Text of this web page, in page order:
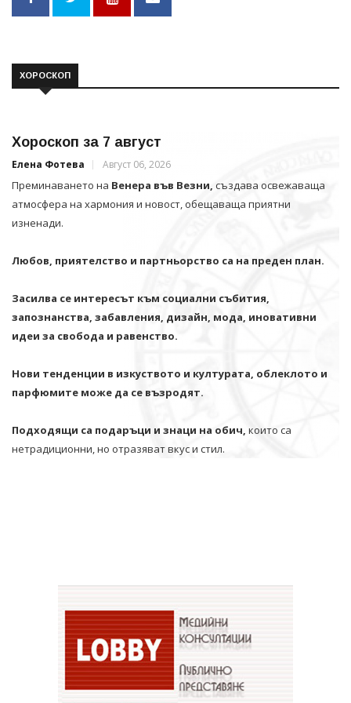
ХОРОСКОП
Хороскоп за 7 август
Елена Фотева Август 06, 2026
Преминаването на Венера във Везни, създава освежаваща
атмосфера на хармония и новост, обещаваща приятни
изненади.
Любов, приятелство и партньорство са на преден план.
Засилва се интересът към социални събития,
запознанства, забавления, дизайн, мода, иновативни
идеи за свобода и равенство.
Нови тенденции в изкуството и културата, облеклото и
парфюмите може да се възродят.
Подходящи са подаръци и знаци на обич, които са
нетрадиционни, но отразяват вкус и стил.